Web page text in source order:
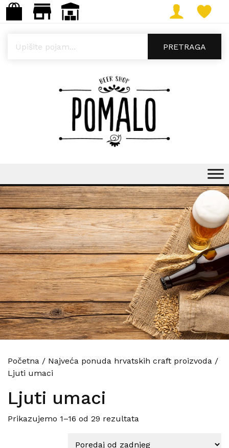
PRETRAGA
Početna / Najveća ponuda hrvatskih craft proizvoda /
Ljuti umaci
Ljuti umaci
Prikazujemo 1–16 od 29 rezultata